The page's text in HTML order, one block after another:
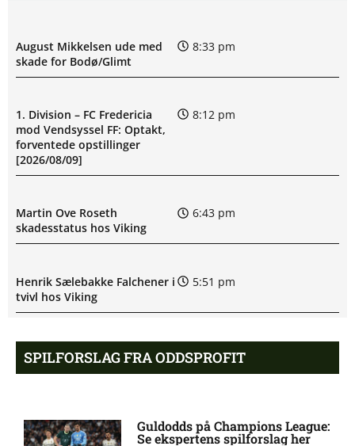
August Mikkelsen ude med
skade for Bodø/Glimt
8:33 pm
1. Division – FC Fredericia
mod Vendsyssel FF: Optakt,
forventede opstillinger
[2026/08/09]
8:12 pm
Martin Ove Roseth
skadesstatus hos Viking
6:43 pm
Henrik Sælebakke Falchener i
tvivl hos Viking
5:51 pm
Ibrahim Cissé skade: status
hos AIK Stockholm
4:39 pm
Charlie Steven Brian Pavey
skade: status hos AIK
4:07 pm
SPILFORSLAG FRA ODDSPROFIT
Guldodds på Champions League:
Se ekspertens spilforslag her